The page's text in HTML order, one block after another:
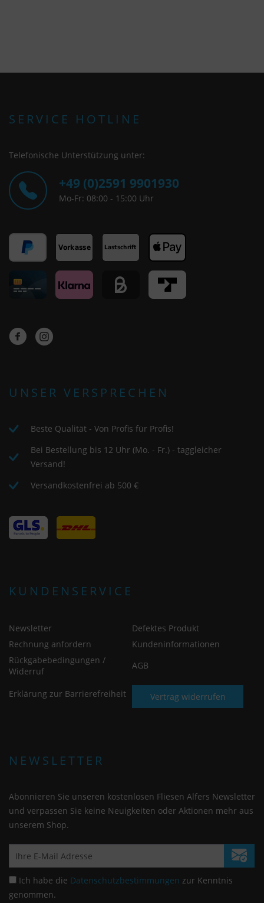
SERVICE HOTLINE
Telefonische Unterstützung unter:
+49 (0)2591 9901930
Mo-Fr: 08:00 - 15:00 Uhr
UNSER VERSPRECHEN
Beste Qualität - Von Profis für Profis!
Bei Bestellung bis 12 Uhr (Mo. - Fr.) - taggleicher
Versand!
Versandkostenfrei ab 500 €
KUNDENSERVICE
Newsletter
Defektes Produkt
Rechnung anfordern
Kundeninformationen
Rückgabebedingungen /
Widerruf
AGB
Erklärung zur Barrierefreiheit Vertrag widerrufen
NEWSLETTER
Abonnieren Sie unseren kostenlosen Fliesen Alfers Newsletter
und verpassen Sie keine Neuigkeiten oder Aktionen mehr aus
unserem Shop.
Ich habe die Datenschutzbestimmungen zur Kenntnis
genommen.